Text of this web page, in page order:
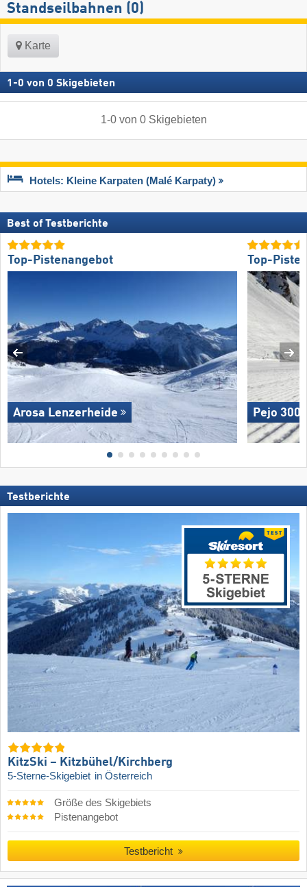
Standseilbahnen (0)
Karte
1 -0 von 0 Skigebieten
1-0von 0 Skigebieten
Hotels: Kleine Karpaten (Malé Karpaty)
Best of Testberichte
Top-Pistenangebot
Arosa Lenzerheide
Top-
Pejo 3000
Testberichte
KitzSki – Kitzbühel/​Kirchberg
5-Sterne-Skigebiet in Österreich
Größe des Skigebiets
Pistenangebot
Testbericht